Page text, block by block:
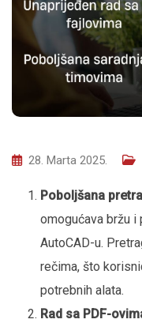
28. Marta 2025.
Poboljšana
omogućava bržu i
AutoCAD-u.
rečima, što
potrebnih alata.
Rad sa PDF-